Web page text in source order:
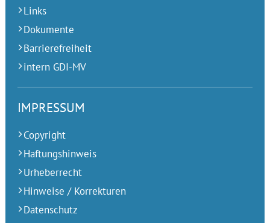
Links
Dokumente
Barrierefreiheit
intern GDI-MV
IMPRESSUM
Copyright
Haftungshinweis
Urheberrecht
Hinweise / Korrekturen
Datenschutz